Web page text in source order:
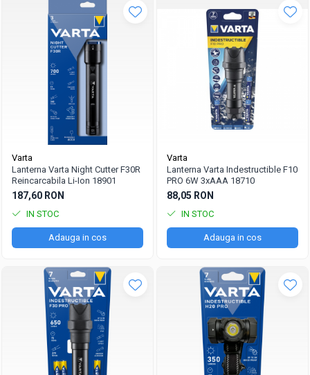
Varta
Lanterna Varta Night Cutter F30R
Reincarcabila Li-Ion 18901
187,60 RON
IN STOC
Adauga in cos
Varta
Lanterna Varta Indestructible F10
PRO 6W 3xAAA 18710
88,05 RON
IN STOC
Adauga in cos